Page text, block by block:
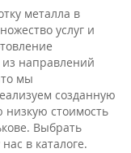
металла в
услуг и
направлений
мы
созданную
стоимость
Выбрать
в каталоге.